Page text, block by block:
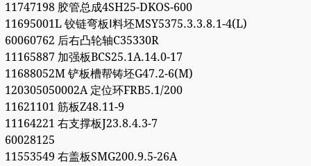
11747198 胶管总成4SH25-DKOS-600
11695001L 铰链弯板Ⅰ料坯MSY5375.3.3.8.1-4(L)
60060762 后右凸轮轴C35330R
11165887 加强板BCS25.1A.14.0-17
11688052M 铲板槽帮铸坯G47.2-6(M)
120305050002A 定位环FRB5.1/200
11621101 筋板Z48.11-9
11164221 右支撑板J23.8.4.3-7
60028125
11553549 右盖板SMG200.9.5-26A